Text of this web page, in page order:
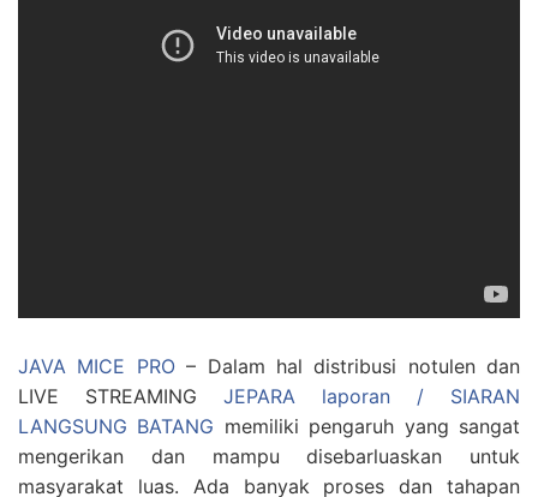
JAVA MICE PRO– Dalam hal distribusi notulen dan
LIVE STREAMING JEPARA laporan / SIARAN
LANGSUNG BATANG memiliki pengaruh yang sangat
mengerikan dan mampu disebarluaskan untuk
masyarakat luas. Ada banyak proses dan tahapan